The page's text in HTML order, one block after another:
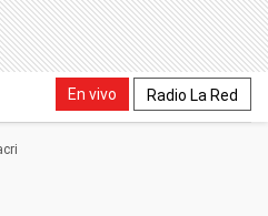
En vivo Radio La Red